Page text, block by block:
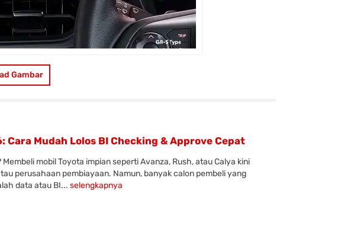
Gambar
Mudah Lolos BI Checking & Approve Cepat
mobil Toyota impian seperti Avanza, Rush, atau Calya kini
perusahaan pembiayaan. Namun, banyak calon pembeli yang
data atau BI... selengkapnya